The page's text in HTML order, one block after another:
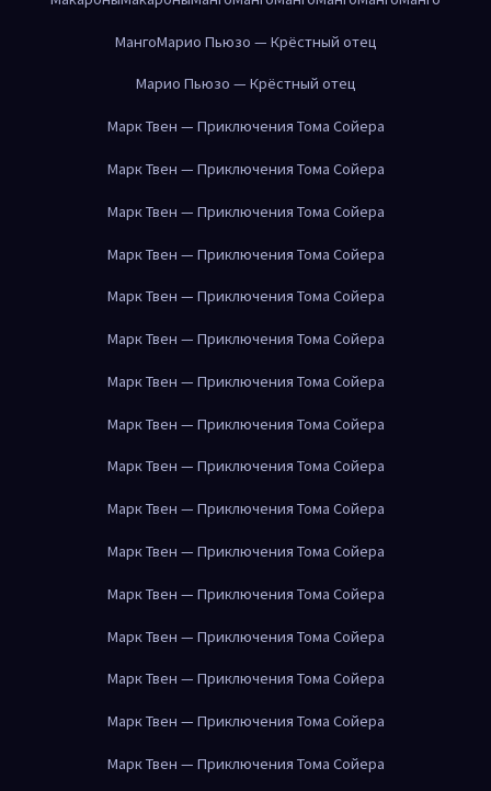
МангоМарио Пьюзо — Крёстный отец
Марио Пьюзо — Крёстный отец
Марк Твен — Приключения Тома Сойера
Марк Твен — Приключения Тома Сойера
Марк Твен — Приключения Тома Сойера
Марк Твен — Приключения Тома Сойера
Марк Твен — Приключения Тома Сойера
Марк Твен — Приключения Тома Сойера
Марк Твен — Приключения Тома Сойера
Марк Твен — Приключения Тома Сойера
Марк Твен — Приключения Тома Сойера
Марк Твен — Приключения Тома Сойера
Марк Твен — Приключения Тома Сойера
Марк Твен — Приключения Тома Сойера
Марк Твен — Приключения Тома Сойера
Марк Твен — Приключения Тома Сойера
Марк Твен — Приключения Тома Сойера
Марк Твен — Приключения Тома Сойера